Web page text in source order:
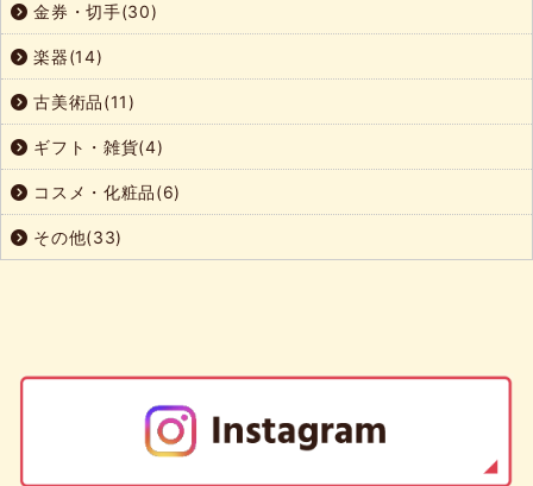
金券・切手(30)
楽器(14)
古美術品(11)
ギフト・雑貨(4)
コスメ・化粧品(6)
その他(33)